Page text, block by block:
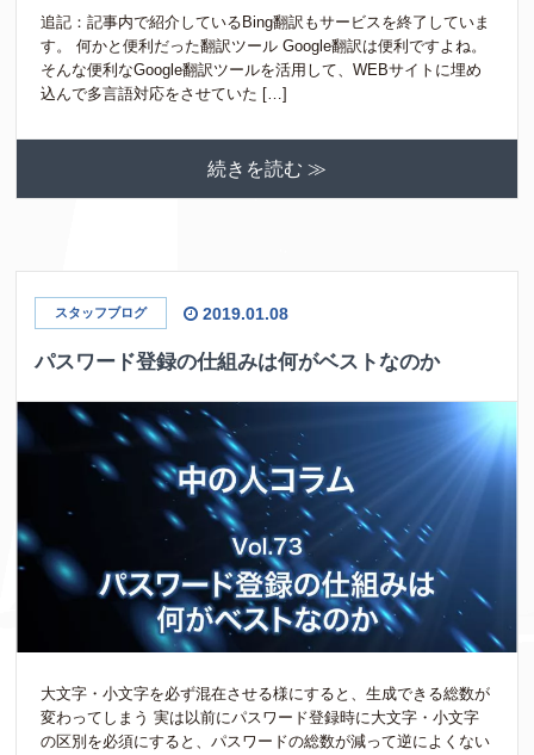
追記：記事内で紹介しているBing翻訳もサービスを終了していま
す。 何かと便利だった翻訳ツール Google翻訳は便利ですよね。
そんな便利なGoogle翻訳ツールを活用して、WEBサイトに埋め
込んで多言語対応をさせていた […]
続きを読む ≫
スタッフブログ 2019.01.08
パスワード登録の仕組みは何がベストなのか
大文字・小文字を必ず混在させる様にすると、生成できる総数が
変わってしまう 実は以前にパスワード登録時に大文字・小文字
の区別を必須にすると、パスワードの総数が減って逆によくない